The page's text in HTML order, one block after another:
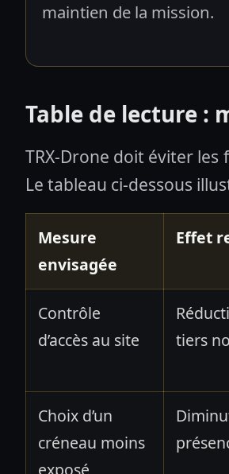
maintien de la mission.
Table de lecture :
TRX-Drone doit éviter
Le tableau ci-dessous
Mesure
envisagée
Effet
Contrôle
d’accès au site
tiers
Choix d’un
créneau moins